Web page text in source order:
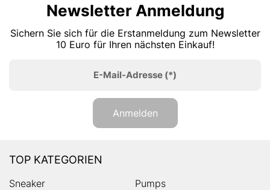
Newsletter Anmeldung
Sichern Sie sich für die Erstanmeldung zum Newsletter
10 Euro für Ihren nächsten Einkauf!
E-Mail-Adresse (*)
Anmelden
TOP KATEGORIEN
Sneaker
Pumps